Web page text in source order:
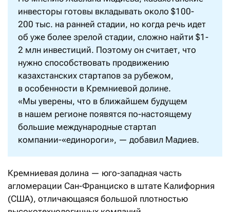
инвесторы готовы вкладывать около $100-
200 тыс. на ранней стадии, но когда речь идет
об уже более зрелой стадии, сложно найти $1-
2 млн инвестиций. Поэтому он считает, что
нужно способствовать продвижению
казахстанских стартапов за рубежом,
в особенности в Кремниевой долине.
«Мы уверены, что в ближайшем будущем
в нашем регионе появятся по-настоящему
большие международные стартап
компании-«единороги», — добавил Мадиев.
Кремниевая долина — юго-западная часть
агломерации Сан-Франциско в штате Калифорния
(США), отличающаяся большой плотностью